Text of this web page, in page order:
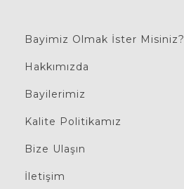
Bayimiz Olmak İster Misiniz?
Hakkımızda
Bayilerimiz
Kalite Politikamız
Bize Ulaşın
İletişim